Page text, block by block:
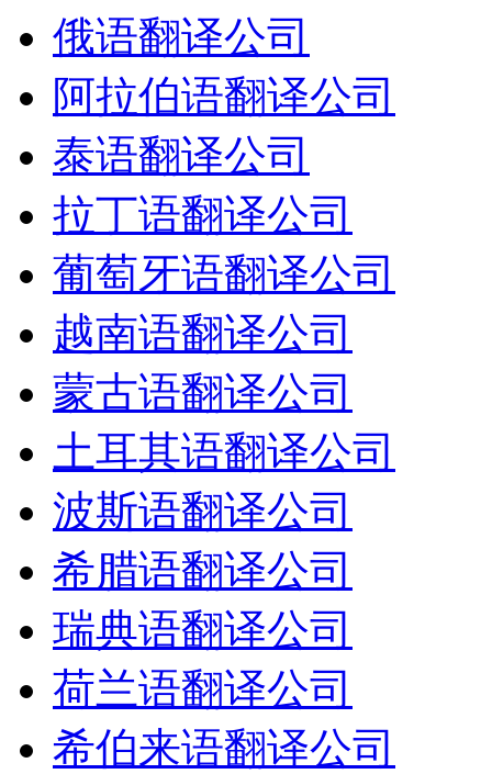
俄语翻译公司
阿拉伯语翻译公司
泰语翻译公司
拉丁语翻译公司
葡萄牙语翻译公司
越南语翻译公司
蒙古语翻译公司
土耳其语翻译公司
波斯语翻译公司
希腊语翻译公司
瑞典语翻译公司
荷兰语翻译公司
希伯来语翻译公司